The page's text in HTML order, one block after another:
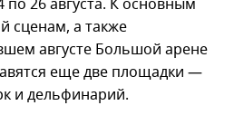
по 26 августа. К основным
сценам, а также
августе Большой арене
еще две площадки —
и дельфинарий.